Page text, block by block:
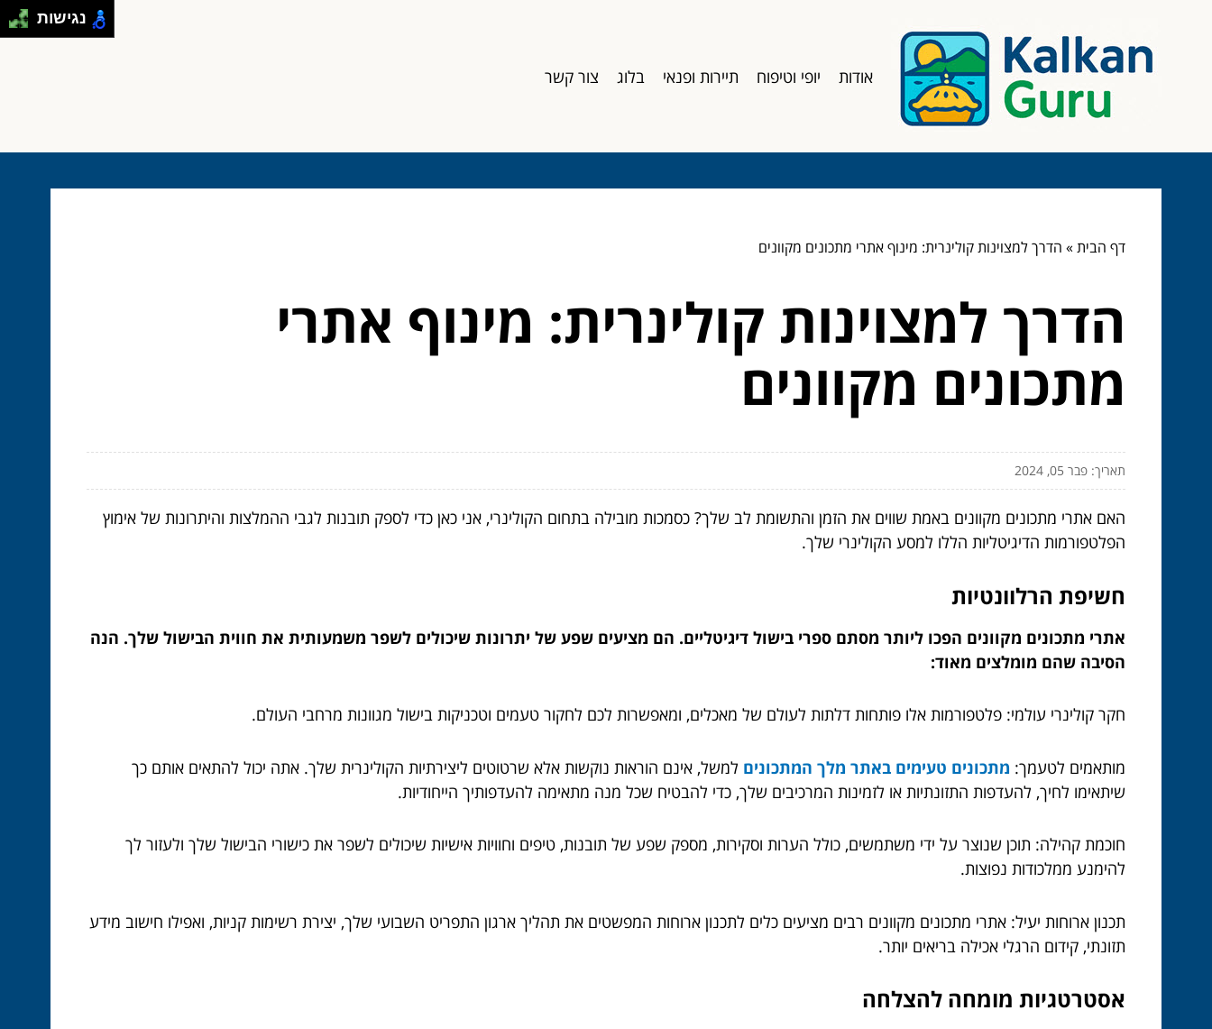
אודות יופי וטיפוח תיירות ופנאי בלוג צור קשר
דף הבית» הדרך למצוינות קולינרית: מינוף אתרי מתכונים מקוונים
הדרך למצוינות קולינרית: מינוף אתרי
מתכונים מקוונים
תאריך: פבר 05, 2024
האם אתרי מתכונים מקוונים באמת שווים את הזמן והתשומת לב שלך? כסמכות מובילה בתחום הקולינרי, אני כאן כדי לספק תובנות לגבי ההמלצות והיתרונות של אימוץ
הפלטפורמות הדיגיטליות הללו למסע הקולינרי שלך.
חשיפת הרלוונטיות
אתרי מתכונים מקוונים הפכו ליותר מסתם ספרי בישול דיגיטליים. הם מציעים שפע של יתרונות שיכולים לשפר משמעותית את חווית הבישול שלך. הנה
הסיבה שהם מומלצים מאוד:
חקר קולינרי עולמי: פלטפורמות אלו פותחות דלתות לעולם של מאכלים, ומאפשרות לכם לחקור טעמים וטכניקות בישול מגוונות מרחבי העולם.
מותאמים לטעמך: מתכונים טעימים באתר מלך המתכונים למשל, אינם הוראות נוקשות אלא שרטוטים ליצירתיות הקולינרית שלך. אתה יכול להתאים אותם כך
שיתאימו לחיך, להעדפות התזונתיות או לזמינות המרכיבים שלך, כדי להבטיח שכל מנה מתאימה להעדפותיך הייחודיות.
חוכמת קהילה: תוכן שנוצר על ידי משתמשים, כולל הערות וסקירות, מספק שפע של תובנות, טיפים וחוויות אישיות שיכולים לשפר את כישורי הבישול שלך ולעזור לך
להימנע ממלכודות נפוצות.
תכנון ארוחות יעיל: אתרי מתכונים מקוונים רבים מציעים כלים לתכנון ארוחות המפשטים את תהליך ארגון התפריט השבועי שלך, יצירת רשימות קניות, ואפילו חישוב מידע
תזונתי, קידום הרגלי אכילה בריאים יותר.
אסטרטגיות מומחה להצלחה
נגישות